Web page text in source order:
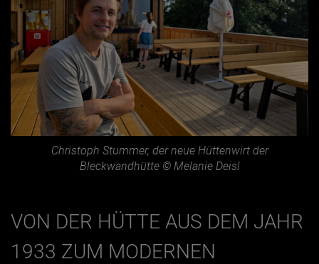
Christoph Stummer, der neue Hüttenwirt der
Bleckwandhütte © Melanie Deisl
VON DER HÜTTE AUS DEM JAHR
1933 ZUM MODERNEN